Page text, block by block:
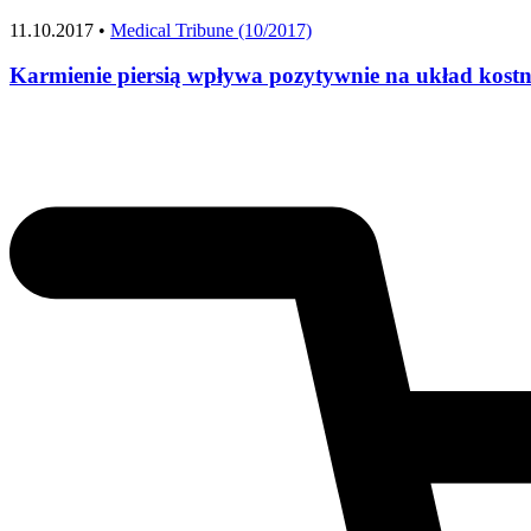
11.10.2017 • Medical Tribune (10/2017)
Karmienie piersią wpływa pozytywnie na układ